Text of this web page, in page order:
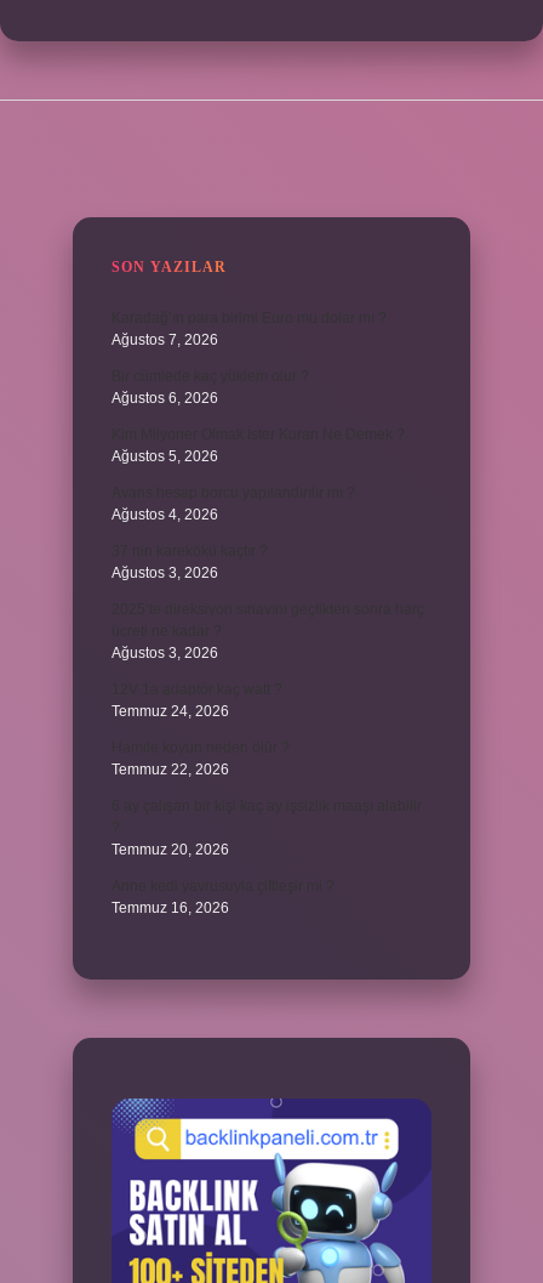
SON YAZILAR
Ağustos 7, 2026
Ağustos 6, 2026
Ağustos 5, 2026
Ağustos 4, 2026
Ağustos 3, 2026
Ağustos 3, 2026
Temmuz 24, 2026
Temmuz 22, 2026
Temmuz 20, 2026
Temmuz 16, 2026